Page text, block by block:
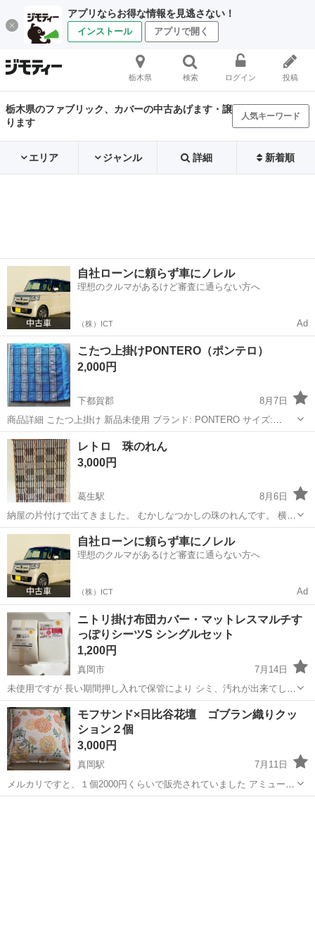
アプリならお得な情報を見逃さない！
インストール アプリで開く
栃木県 検索 ログイン 投稿
栃木県のファブリック、カバーの中古あげます・譲
ります
人気キーワード
エリア ジャンル 詳細 新着順
自社ローンに頼らず車にノレル
理想のクルマがあるけど審査に通らない方へ
（株）ICT Ad
こたつ上掛けPONTERO（ポンテロ）
2,000円
下都賀郡
8月7日
商品詳細 こたつ上掛け 新品未使用 ブランド: PONTERO サイズ:
200cm x 200cm 素材: アクリル100% カラー: 青系とグレー系 デザイ
ン: 市松模様デザイン
栃木 下都賀郡 ファブリック、カバー
レトロ 珠のれん
3,000円
葛生駅
8月6日
納屋の片付けで出てきました。 むかしなつかしの珠のれんです。 横幅
85 長さ114cmほど。 ビニール袋に入って保管されていたので比較的綺
麗です。 多少の使用感はあります。 現地で現物確認okです。
栃木 栃木市 葛生駅 ファブリック、カバー
自社ローンに頼らず車にノレル
理想のクルマがあるけど審査に通らない方へ
（株）ICT Ad
ニトリ掛け布団カバー・マットレスマルチす
っぽりシーツS シングルセット
1,200円
真岡市
7月14日
未使用ですが 長い期間押し入れで保管により シミ、汚れが出来てしま
いました（写真4枚目） 未開封なのでその他の箇所の状態は見れてい
ません。 気にならない方是非よろしくお願いいたします
栃木 真岡市 ファブリック、カバー
モフサンド×日比谷花壇 ゴブラン織りクッ
ション２個
3,000円
真岡駅
7月11日
メルカリですと、１個2000円くらいで販売されていました アミューズ
メント景品です 未使用タグ付き